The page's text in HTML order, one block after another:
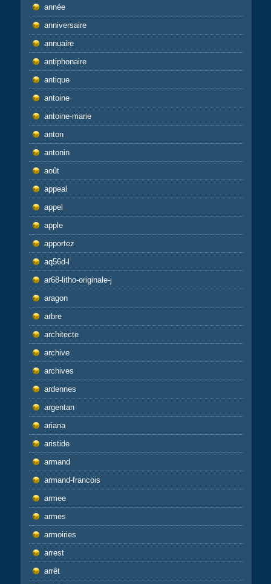
année
anniversaire
annuaire
antiphonaire
antique
antoine
antoine-marie
anton
antonin
août
appeal
appel
apple
apportez
aq56d-l
ar68-litho-originale-j
aragon
arbre
architecte
archive
archives
ardennes
argentan
ariana
aristide
armand
armand-francois
armee
armes
armoiries
arrest
arrêt